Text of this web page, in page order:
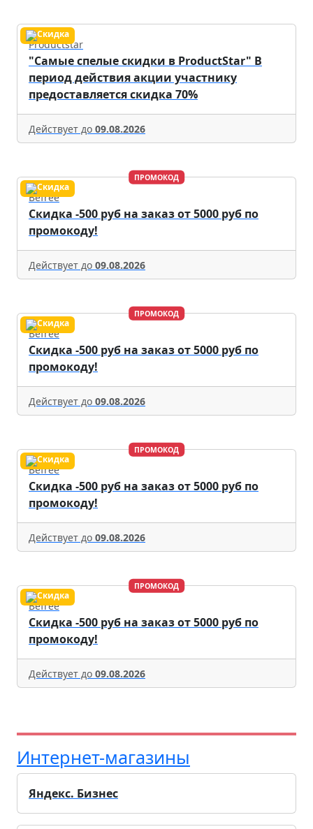
Productstar
"Самые спелые скидки в ProductStar" В
период действия акции участнику
предоставляется скидка 70%
Действует до 09.08.2026
ПРОМОКОД
Befree
Скидка -500 руб на заказ от 5000 руб по
промокоду!
Действует до 09.08.2026
ПРОМОКОД
Befree
Скидка -500 руб на заказ от 5000 руб по
промокоду!
Действует до 09.08.2026
ПРОМОКОД
Befree
Скидка -500 руб на заказ от 5000 руб по
промокоду!
Действует до 09.08.2026
ПРОМОКОД
Befree
Скидка -500 руб на заказ от 5000 руб по
промокоду!
Действует до 09.08.2026
Интернет-магазины
Яндекс. Бизнес